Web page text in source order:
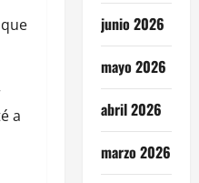
a
junio 2026
mayo 2026
abril 2026
marzo 2026